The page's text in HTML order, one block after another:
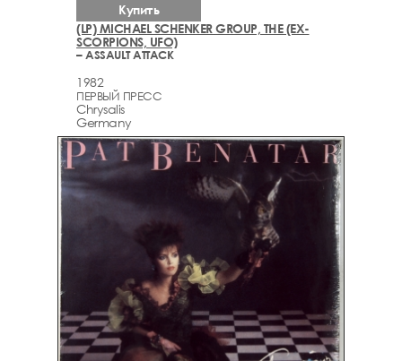
(LP) MICHAEL SCHENKER GROUP, THE (EX-
SCORPIONS, UFO)
– ASSAULT ATTACK
1982
ПЕРВЫЙ ПРЕСС
Chrysalis
Germany
Купить